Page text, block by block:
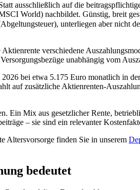
ausschließlich auf die
World) nachbildet. Günstig, breit
unterliegen aber
verschiedene
unabhängig vom
bei etwa 5.175 Euro monatlich in
auf zusätzliche Aktienrenten-
Ein Mix aus gesetzlicher Rente,
– sie sind ein relevanter
Altersvorsorge finden Sie in unserem
bedeutet